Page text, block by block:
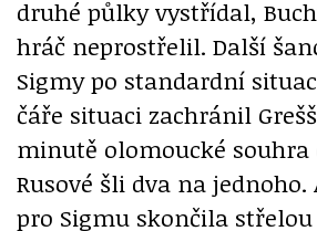
druhé půlky vystřídal,
hráč neprostřelil. Další
Sigmy po standardní
čáře situaci zachránil
minutě olomoucké souhra
Rusové šli dva na jednoho.
pro Sigmu skončila střelou